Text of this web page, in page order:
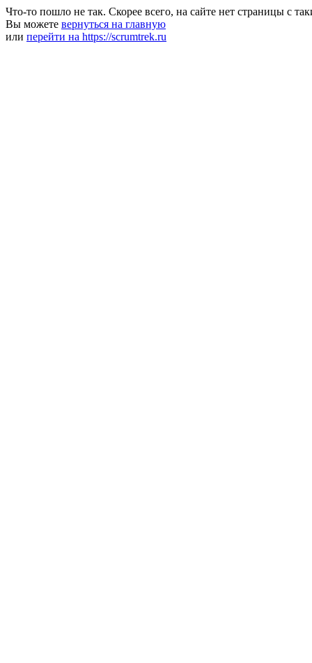
Что-то пошло не так. Скорее всего, на сайте нет страницы с
Вы можете вернуться на главную
или перейти на https://scrumtrek.ru